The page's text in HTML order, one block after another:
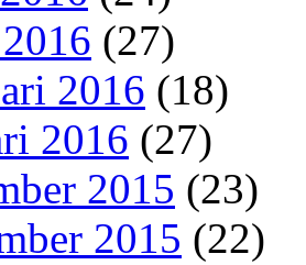
(27)
2016 (18)
2016 (27)
2015 (23)
2015 (22)